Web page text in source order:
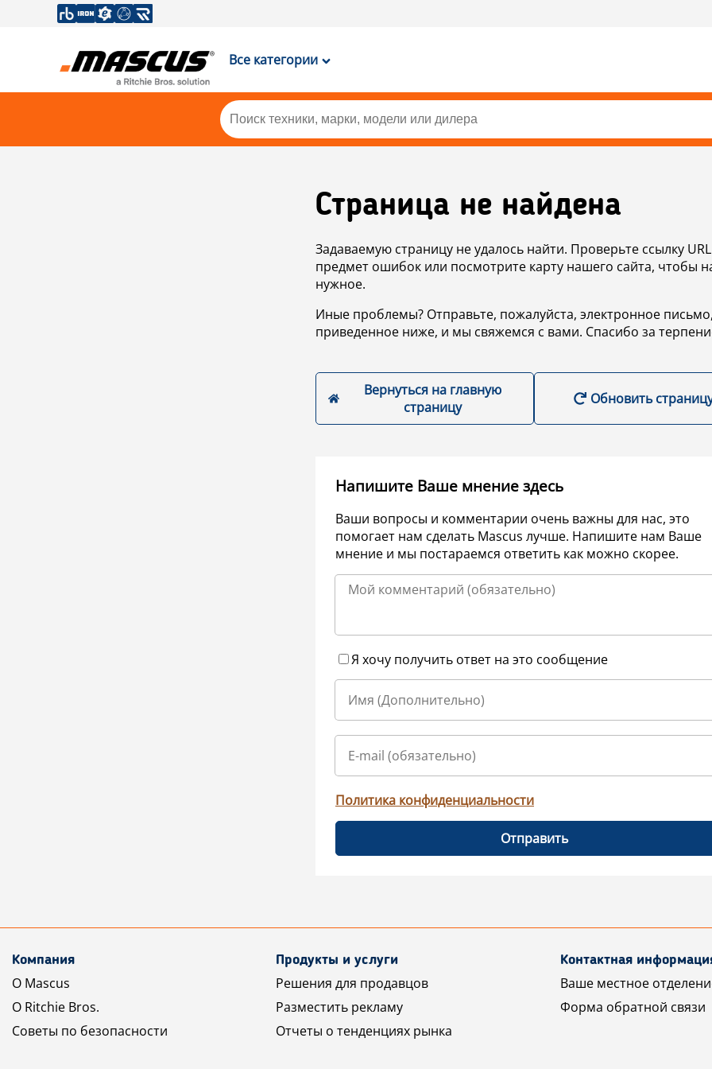
Все категории
Страница не найдена
Задаваемую страницу не удалось найти. Проверьте ссылку
предмет ошибок или посмотрите карту нашего сайта, чтобы
нужное.
Иные проблемы? Отправьте, пожалуйста, электронное
приведенное ниже, и мы свяжемся с вами. Спасибо за
Вернуться на главную
страницу
Обновить
Напишите Ваше мнение здесь
Ваши вопросы и комментарии очень важны для нас, это
помогает нам сделать Mascus лучше. Напишите нам Ваше
мнение и мы постараемся ответить как можно скорее.
Я хочу получить ответ на это сообщение
Политика конфиденциальности
Отправить
Компания
О Mascus
О Ritchie Bros.
Советы по безопасности
Продукты и услуги
Решения для продавцов
Разместить рекламу
Отчеты о тенденциях рынка
Контактная
Ваше местное
Форма обратной связи